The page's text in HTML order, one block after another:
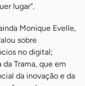
lugar”.
Monique Evelle,
sobre
no digital;
Trama, que em
da inovação e da